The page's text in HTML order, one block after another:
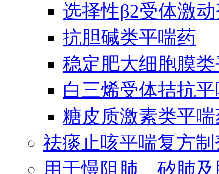
选择性β2受体激
抗胆碱类平喘药
稳定肥大细胞膜
白三烯受体拮抗
糖皮质激素类平
祛痰止咳平喘复方制
用于慢阻肺、矽肺